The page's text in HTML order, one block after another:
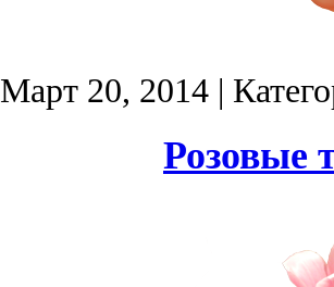
Март 20, 2014|
Розовые